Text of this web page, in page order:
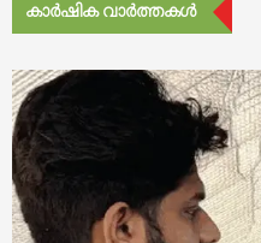
കാർഷിക വാർത്തകൾ